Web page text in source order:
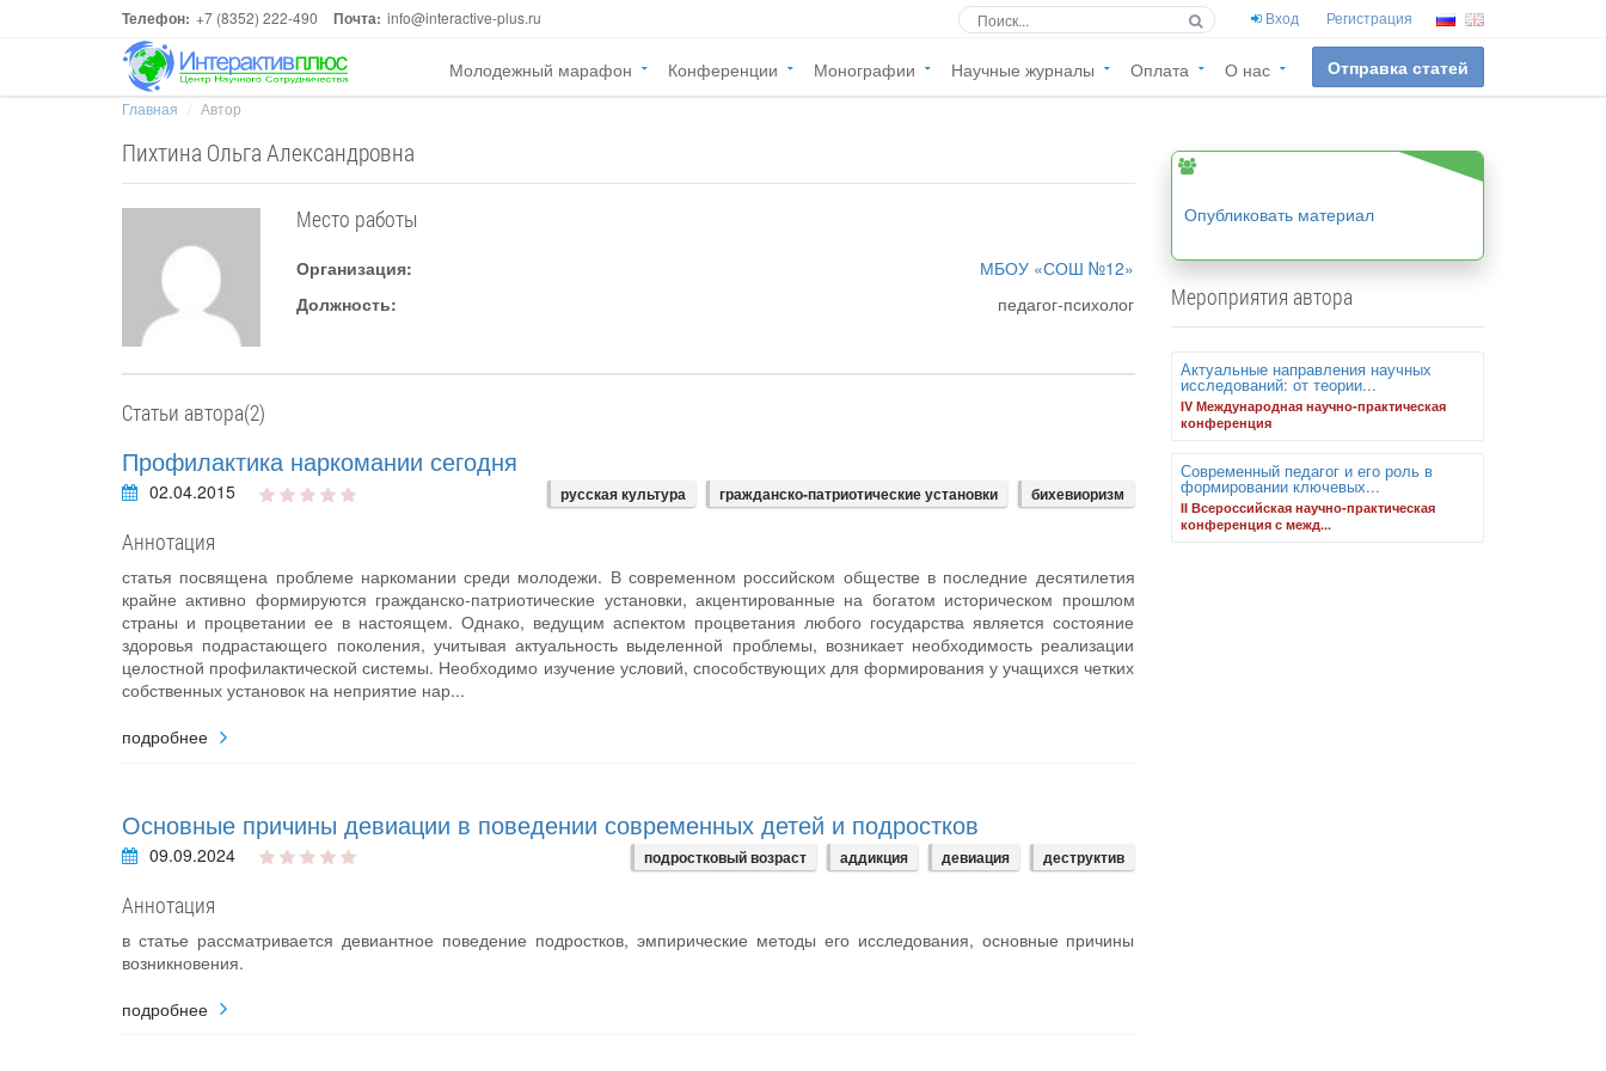
Телефон: +7 (8352) 222-490 Почта: info@interactive-plus.ru Вход Регистрация
Молодежный марафон Конференции Монографии Научные журналы Оплата О нас Отправка статей
Главная Автор
Пихтина Ольга Александровна
Место работы
Организация:
МБОУ «СОШ №12»
Должность:
педагог-психолог
Статьи автора(2)
Профилактика наркомании сегодня
02.04.2015 русская культура гражданско-патриотические установки бихевиоризм
Аннотация
статья посвящена проблеме наркомании среди молодежи. В современном российском обществе в последние десятилетия
крайне активно формируются гражданско-патриотические установки, акцентированные на богатом историческом прошлом
страны и процветании ее в настоящем. Однако, ведущим аспектом процветания любого государства является состояние
здоровья подрастающего поколения, учитывая актуальность выделенной проблемы, возникает необходимость реализации
целостной профилактической системы. Необходимо изучение условий, способствующих для формирования у учащихся четких
собственных установок на неприятие нар...
подробнее
Основные причины девиации в поведении современных детей и подростков
09.09.2024 подростковый возраст аддикция девиация деструктив
Аннотация
в статье рассматривается девиантное поведение подростков, эмпирические методы его исследования, основные причины
возникновения.
подробнее
Опубликовать материал
Мероприятия автора
Актуальные направления научных
исследований: от теории...
IV Международная научно-практическая
конференция
Современный педагог и его роль в
формировании ключевых...
II Всероссийская научно-практическая
конференция с межд...